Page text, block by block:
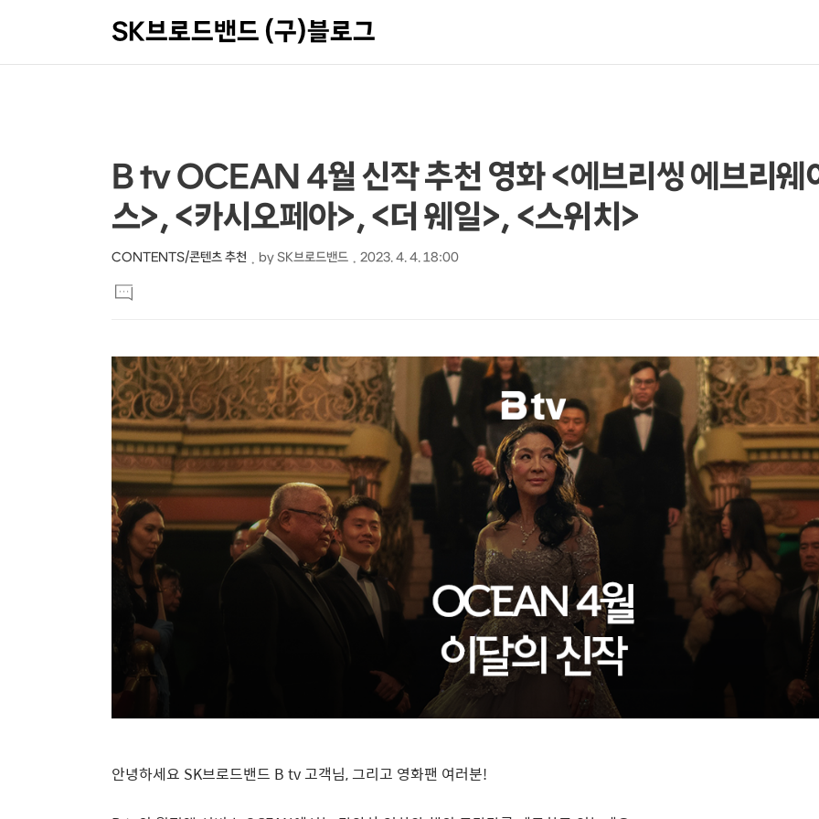
SK브로드밴드 (구)블로그
상
세
컨
텐
츠
본
문
제
B tv OCEAN 4월 신작 추천 영화 <에브리씽 에브리웨
스>, <카시오페아>, <더 웨일>, <스위치>
CONTENTS/콘텐츠 추천 by SK브로드밴드 2023. 4. 4. 18:00
문
댓
글
안녕하세요 SK브로드밴드 B tv고객님,그리고 영화팬 여러분!